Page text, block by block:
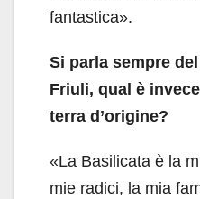
fantastica».
Si parla sempre
Friuli, qual è
terra d’origine?
«La Basilicata è la
mie radici, la mia